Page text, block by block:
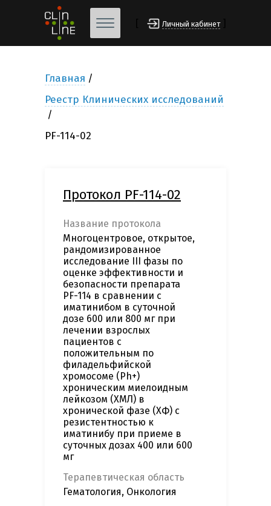
Личный кабинет
Главная
Реестр Клинических исследований
PF-114-02
Протокол PF-114-02
Название протокола
Многоцентровое, открытое,
рандомизированное
исследование III фазы по
оценке эффективности и
безопасности препарата
PF-114 в сравнении с
иматинибом в суточной
дозе 600 или 800 мг при
лечении взрослых
пациентов с
положительным по
филадельфийской
хромосоме (Ph+)
хроническим миелоидным
лейкозом (ХМЛ) в
хронической фазе (ХФ) с
резистентностью к
иматинибу при приеме в
суточных дозах 400 или 600
мг
Терапевтическая область
Гематология, Онкология